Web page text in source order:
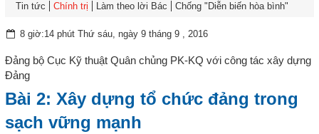
Tin tức
Chính trị Làm theo lời Bác Chống "Diễn biến hòa bình"
8 giờ:14 phút Thứ sáu, ngày 9 tháng 9 , 2016
Đảng bộ Cục Kỹ thuật Quân chủng PK-KQ với công tác xây dựng
Đảng
Bài 2: Xây dựng tổ chức đảng trong
sạch vững mạnh